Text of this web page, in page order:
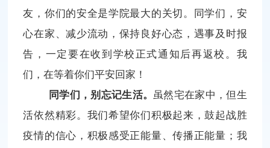
友，你们的安全是学院最大的关切。同学们，安
心在家、减少流动，保持良好心态，遇事及时报
告，一定要在收到学校正式通知后再返校。我
们，在等着你们平安回家！
同学们，别忘记生活。虽然宅在家中，但生
活依然精彩。我们希望你们积极起来，鼓起战胜
疫情的信心，积极感受正能量、传播正能量；我